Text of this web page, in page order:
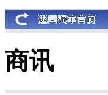
商讯